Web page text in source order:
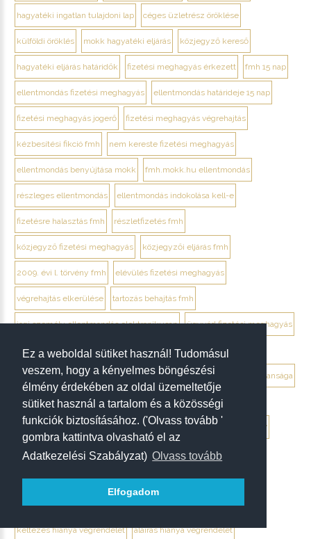
Ez a weboldal sütiket használ! Tudomásul
veszem, hogy a kényelmes böngészési
élmény érdekében az oldal üzemeltetője
sütiket használ a tartalom és a közösségi
funkciók biztosításához. ('Olvass tovább '
gombra kattintva olvasható el az
Adatkezelési Szabályzat) Olvass tovább
Elfogadom
hagyatéki ingatlan tulajdoni lap céges üzletrész öröklése
külföldi öröklés mokk hagyatéki eljárás közjegyző kereső
hagyatéki eljárás határidők fizetési meghagyás érkezett fmh 15 nap
ellentmondás fizetési meghagyás ellentmondás határideje 15 nap
fizetési meghagyás jogerő fizetési meghagyás végrehajtás
kézbesítési fikció fmh nem kereste fizetési meghagyás
ellentmondás benyújtása mokk fmh.mokk.hu ellentmondás
részleges ellentmondás ellentmondás indokolása kell-e
fizetésre halasztás fmh részletfizetés fmh
közjegyző fizetési meghagyás közjegyzői eljárás fmh
2009. évi l. törvény fmh elévülés fizetési meghagyás
végrehajtás elkerülése tartozás behajtás fmh
jogi személy ellentmondás elektronikusan ügyvéd fizetési meghagyás
debrecen ügyvéd fizetési meghagyás
végrendelet megtámadása mikor érdemes végrendelet hatálytalansága
érvénytelenség megállapítása per hagyatéki per végrendelet
megtámadási nyilatkozat megtámadás elévülése 5 év ptk. 7:37
beszámíthatóság végrendelet
tévedés megtévesztés fenyegetés végrendelet
tisztességtelen befolyás gépírásos végrendelet tanúk
keltezés hiánya végrendelet aláírás hiánya végrendelet